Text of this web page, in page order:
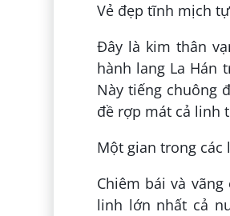
Vẻ đẹp tĩnh mịch
Đây là kim thân
hành lang La Hán
Này tiếng chuông
đề rợp mát cả linh
Một gian trong các
Chiêm bái và
linh lớn nhất cả